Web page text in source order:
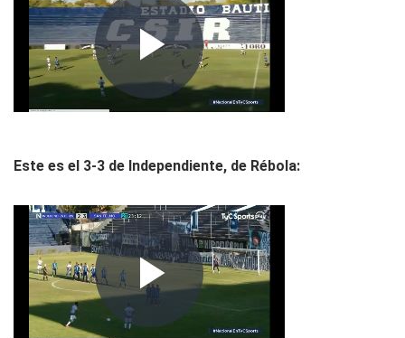
Este es el 3-3 de Independiente, de Rébola: